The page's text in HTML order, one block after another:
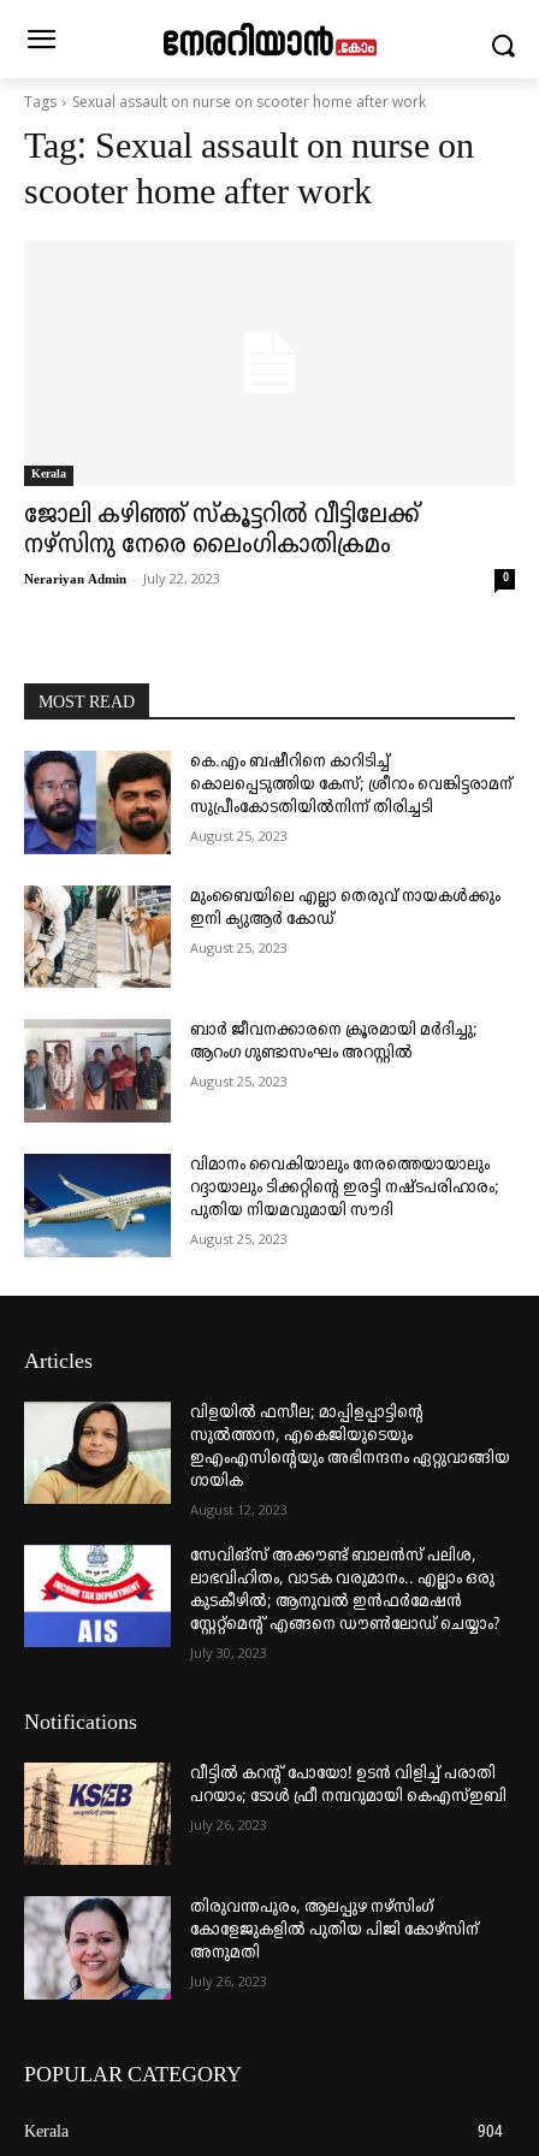
Tags Sexual assault on nurse on scooter home after work
Tag: Sexual assault on nurse on
scooter home after work
Kerala
ജോലി കഴിഞ്ഞ് സ്കൂട്ടറില്‍ വീട്ടിലേക്ക്
നഴ്സിനു നേരെ ലൈംഗികാതിക്രമം
Nerariyan Admin - July 22, 2023 0
MOST READ
കെ.എം ബഷീറിനെ കാറിടിച്ച്
കൊലപ്പെടുത്തിയ കേസ്; ശ്രീറാം വെങ്കിട്ടരാമന്
സുപ്രീംകോടതിയിൽനിന്ന് തിരിച്ചടി
August 25, 2023
മുംബൈയിലെ എല്ലാ തെരുവ് നായകൾക്കും
ഇനി ക്യുആർ കോഡ്
August 25, 2023
ബാർ ജീവനക്കാരനെ ക്രൂരമായി മർദിച്ചു;
ആറംഗ ഗുണ്ടാസംഘം അറസ്റ്റിൽ
August 25, 2023
വിമാനം വൈകിയാലും നേരത്തെയായാലും
റദ്ദായാലും ടിക്കറ്റിന്റെ ഇരട്ടി നഷ്ടപരിഹാരം;
പുതിയ നിയമവുമായി സൗദി
August 25, 2023
Articles
വിളയിൽ ഫസീല; മാപ്പിളപ്പാട്ടിന്റെ
സുൽത്താന, എകെജിയുടെയും
ഇഎംഎസിന്റെയും അഭിനന്ദനം ഏറ്റുവാങ്ങിയ
ഗായിക
August 12, 2023
സേവിങ്സ് അക്കൗണ്ട് ബാലൻസ് പലിശ,
ലാഭവിഹിതം, വാടക വരുമാനം.. എല്ലാം ഒരു
കുടകീഴിൽ; ആനുവൽ ഇൻഫർമേഷൻ
സ്റ്റേറ്റ്മെന്റ് എങ്ങനെ ഡൗൺലോഡ് ചെയ്യാം?
July 30, 2023
Notifications
വീട്ടില്‍ കറന്റ് പോയോ! ഉടന്‍ വിളിച്ച് പരാതി
പറയാം; ടോള്‍ ഫ്രീ നമ്പറുമായി കെഎസ്ഇബി
July 26, 2023
തിരുവന്തപുരം, ആലപ്പുഴ നഴ്‌സിംഗ്
കോളേജുകളില്‍ പുതിയ പിജി കോഴ്‌സിന്
അനുമതി
July 26, 2023
POPULAR CATEGORY
Kerala 904